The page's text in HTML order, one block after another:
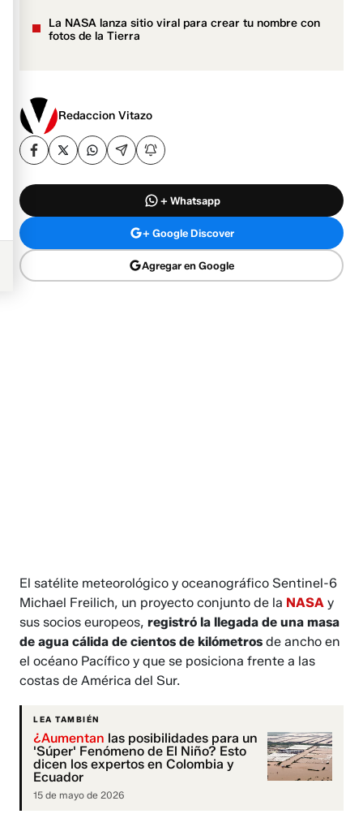
La NASA lanza sitio viral para crear tu nombre con
fotos de la Tierra
Redaccion Vitazo
+ Whatsapp
+ Google Discover
Agregar en Google
El satélite meteorológico y oceanográfico Sentinel-6
Michael Freilich, un proyecto conjunto de la NASA y
sus socios europeos,registró la llegada de una masa
de agua cálida de cientos de kilómetros de ancho en
el océano Pacífico y que se posiciona frente a las
costas de América del Sur.
LEA TAMBIÉN
¿Aumentan las posibilidades para un
'Súper' Fenómeno de El Niño? Esto
dicen los expertos en Colombia y
Ecuador
15 de mayo de 2026